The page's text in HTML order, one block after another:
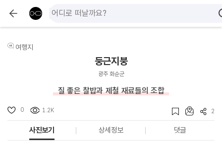
여행지
둥근지붕
광주 화순군
질 좋은 찰밥과 제철 재료들의 조합
0 1.2K 2
사진보기 상세정보 댓글